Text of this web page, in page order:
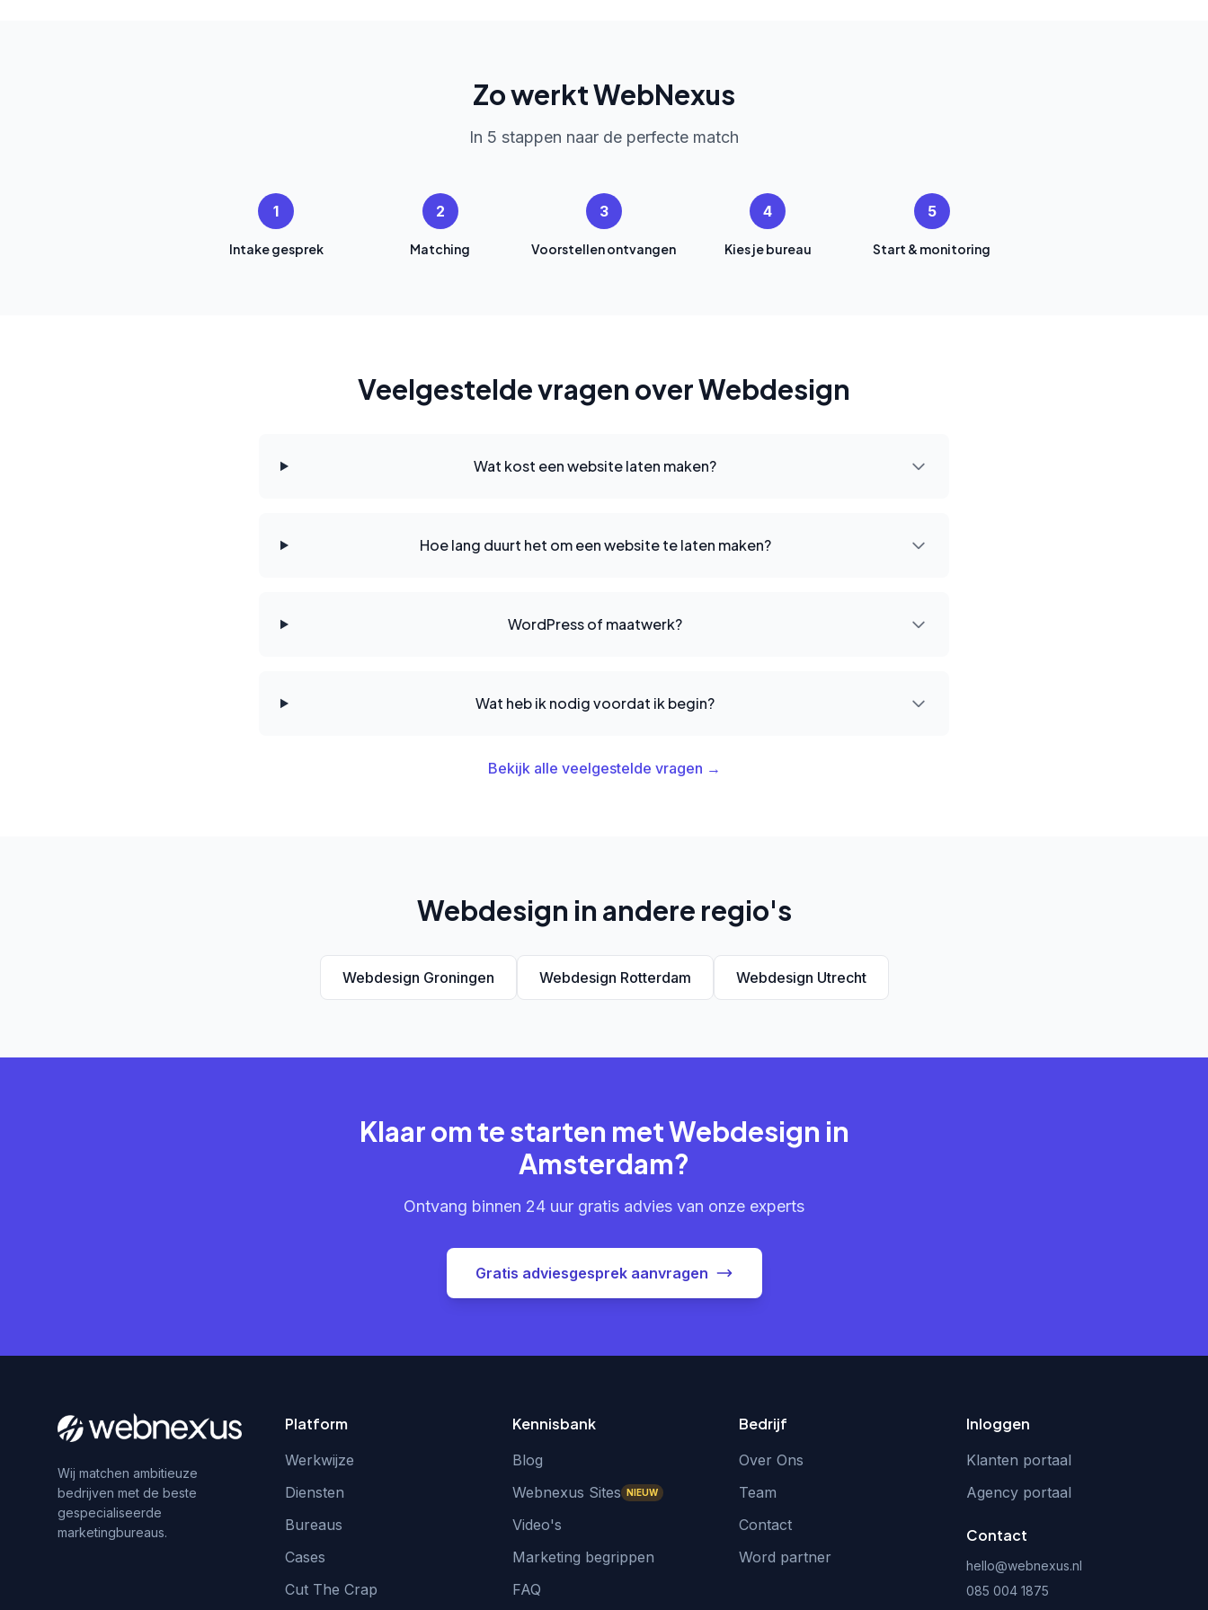
Zo werkt WebNexus
In 5 stappen naar de perfecte match
1
Intake gesprek
2
Matching
3
Voorstellen ontvangen
4
Kies je bureau
5
Start & monitoring
Veelgestelde vragen over Webdesign
Wat kost een website laten maken?
Hoe lang duurt het om een website te laten maken?
WordPress of maatwerk?
Wat heb ik nodig voordat ik begin?
Bekijk alle veelgestelde vragen →
Webdesign in andere regio's
Webdesign Groningen Webdesign Rotterdam Webdesign Utrecht
Klaar om te starten met Webdesign in
Amsterdam?
Ontvang binnen 24 uur gratis advies van onze experts
Gratis adviesgesprek aanvragen
Wij matchen ambitieuze
bedrijven met de beste
gespecialiseerde
marketingbureaus.
Platform
Werkwijze
Diensten
Bureaus
Cases
Cut The Crap
Kennisbank
Blog
Webnexus Sites NIEUW
Video's
Marketing begrippen
FAQ
Bedrijf
Over Ons
Team
Contact
Word partner
Inloggen
Klanten portaal
Agency portaal
Contact
hello@webnexus.nl
085 004 1875